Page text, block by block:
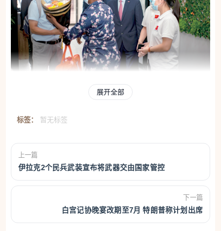
中国专家组将迅速展开多层级沟通协作
5月中旬，世界卫生组织宣布，刚果（金）和乌干达
出现的埃博拉疫情已构成“国际关注的突发公共卫生事
件”。英国《卫报》介绍称，这是刚果（金）有记录的
第17轮埃博拉疫情，这一病毒首次在该国被发现是在
1976年。目前，疫情最严重的地区是位于刚果（金）
东部的伊图里省。此次埃博拉病毒的分型毒株是特殊
的本迪布焦型，美国全国广播公司称，根据世卫组织
展开全部
标签： 暂无标签
上一篇
伊拉克2个民兵武装宣布将武器交由国家管控
下一篇
白宫记协晚宴改期至7月 特朗普称计划出席